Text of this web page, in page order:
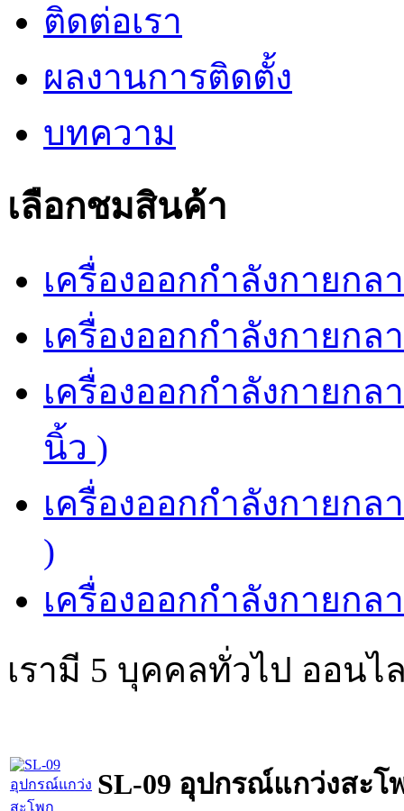
ติดต่อเรา
ผลงานการติดตั้ง
บทความ
เลือกชมสินค้า
เครื่องออกกำลังกายก
เครื่องออกกำลังกายก
เครื่องออกกำลังกายกล
นิ้ว )
เครื่องออกกำลังกายก
)
เครื่องออกกำลังกายก
เรามี 5 บุคคลทั่วไป ออนไ
SL-09 อุปกรณ์แกว่งสะ